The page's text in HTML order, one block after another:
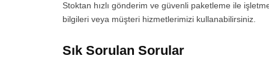
Stoktan hızlı gönderim ve güvenli paketleme ile
bilgileri veya müşteri hizmetlerimizi kullanabilirsiniz.
Sık Sorulan Sorular